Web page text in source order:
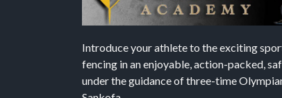
Introduce your athlete to the exciting
fencing in an enjoyable, action-packed,
under the guidance of three-time